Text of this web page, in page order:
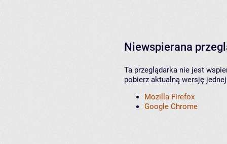
Niewspierana
Ta przeglądarka nie jest
pobierz aktualną wersję
Mozilla Firefox
Google Chrome